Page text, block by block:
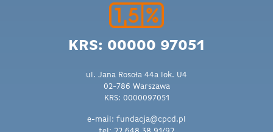
KRS: 00000 97051
ul. Jana Rosoła 44a lok. U4
02-786 Warszawa
KRS: 0000097051
e-mail: fundacja@cpcd.pl